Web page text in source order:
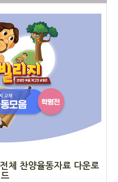
전체 찬양율동자료 다운로
드